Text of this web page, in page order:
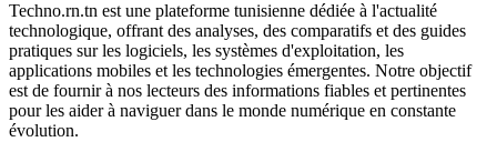
Techno.rn.tn est une plateforme tunisienne dédiée à l'actualité
technologique, offrant des analyses, des comparatifs et des guides
pratiques sur les logiciels, les systèmes d'exploitation, les
applications mobiles et les technologies émergentes. Notre objectif
est de fournir à nos lecteurs des informations fiables et pertinentes
pour les aider à naviguer dans le monde numérique en constante
évolution.